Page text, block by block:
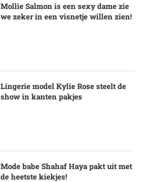
Mollie Salmon is een sexy dame zie
we zeker in een visnetje willen zien!
Lingerie model Kylie Rose steelt de
show in kanten pakjes
Mode babe Shahaf Haya pakt uit met
de heetste kiekjes!